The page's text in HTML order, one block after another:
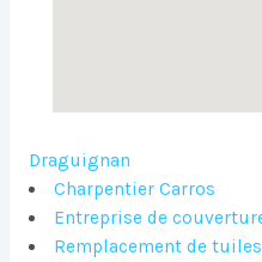
Draguignan
Charpentier Carros
Entreprise de
Remplacement de